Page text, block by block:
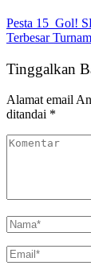
Pesta 15 Gol!
Terbesar
Tinggalkan
Alamat email
ditandai *